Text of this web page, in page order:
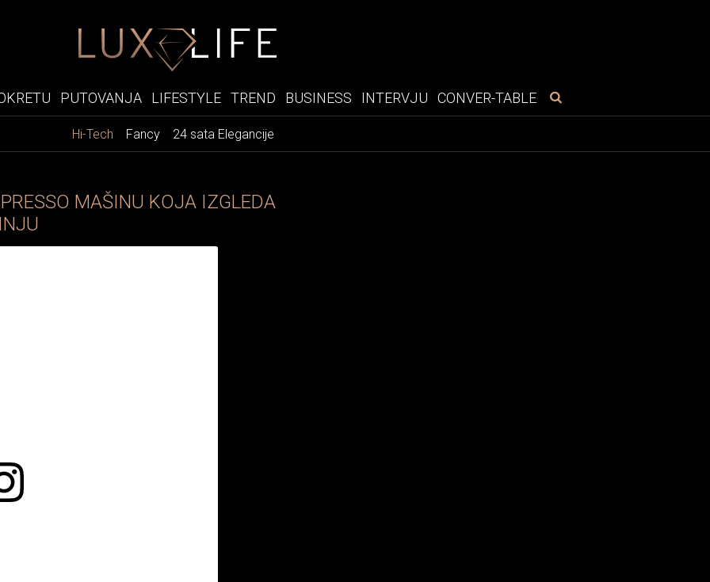
PUTOVANJA LIFESTYLE TREND BUSINESS INTERVJU CONVER-TABLE
Hi-Tech Fancy 24 sata Elegancije
MAŠINU KOJA IZGLEDA